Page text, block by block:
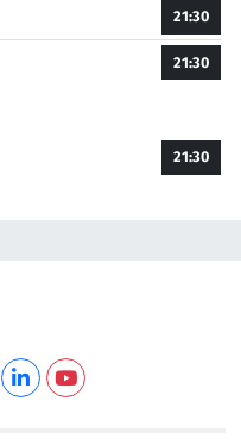
21:30
21:30
21:30